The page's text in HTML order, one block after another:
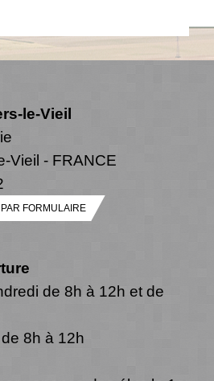
le-Vieil
Vieil - FRANCE
FORMULAIRE
de 8h à 12h et de
8h à 12h